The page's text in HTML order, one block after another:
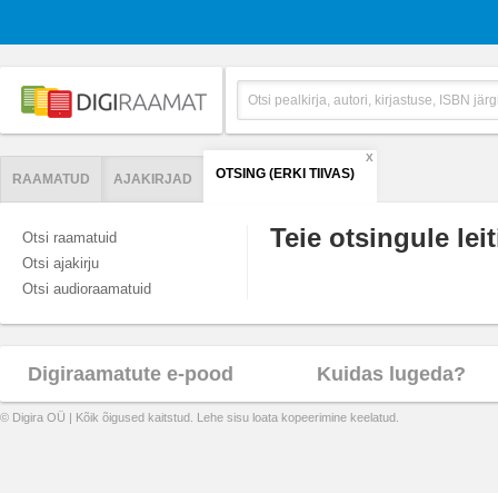
RAAMATUD AJAKIRJAD OTSING (ERKI TIIVAS)
X
Otsi raamatuid
Otsi ajakirju
Otsi audioraamatuid
Teie otsingule
Digiraamatute e-pood Kuidas lugeda?
© Digira OÜ | Kõik õigused kaitstud. Lehe sisu loata kopeerimine keelatud.